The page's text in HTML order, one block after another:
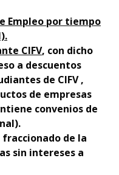
Empleo por tiempo
CIFV, con dicho
a descuentos
de CIFV ,
de empresas
convenios de
de la
sin intereses a